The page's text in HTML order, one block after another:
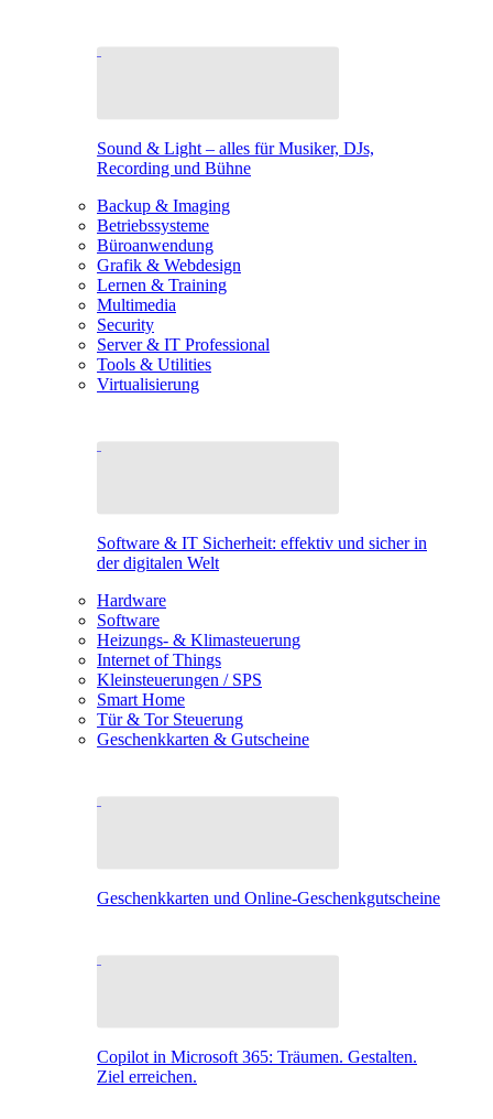
Sound & Light – alles für Musiker, DJs,
Recording und Bühne
Backup & Imaging
Betriebssysteme
Büroanwendung
Grafik & Webdesign
Lernen & Training
Multimedia
Security
Server & IT Professional
Tools & Utilities
Virtualisierung
Software & IT Sicherheit: effektiv und sicher in
der digitalen Welt
Hardware
Software
Heizungs- & Klimasteuerung
Internet of Things
Kleinsteuerungen / SPS
Smart Home
Tür & Tor Steuerung
Geschenkkarten & Gutscheine
Geschenkkarten und Online-Geschenkgutscheine
Copilot in Microsoft 365: Träumen. Gestalten.
Ziel erreichen.